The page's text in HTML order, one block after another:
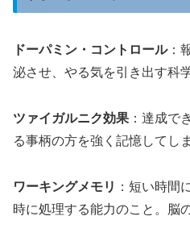
ドーパミン・コントロール：
泌させ、やる気を引き出す科
ツァイガルニク効果 ：達成で
る事柄の方を強く記憶してし
ワーキングメモリ ：短い時間
時に処理する能力のこと。脳